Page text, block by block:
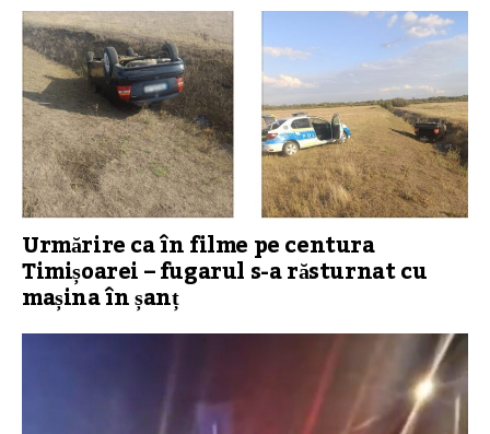
Urmărire ca în filme pe centura
Timișoarei – fugarul s-a răsturnat cu
mașina în șanț